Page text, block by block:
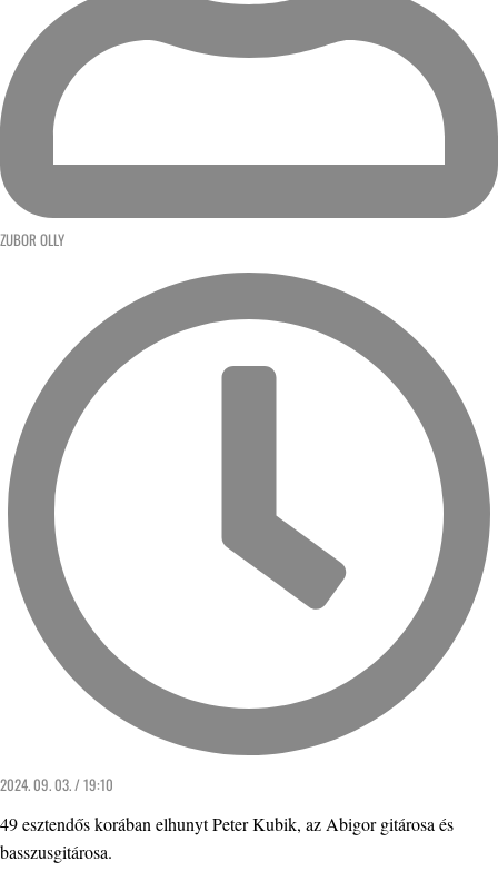
ZUBOR OLLY
2024. 09. 03. / 19:10
49 esztendős korában elhunyt Peter Kubik, az Abigor gitárosa és
basszusgitárosa.